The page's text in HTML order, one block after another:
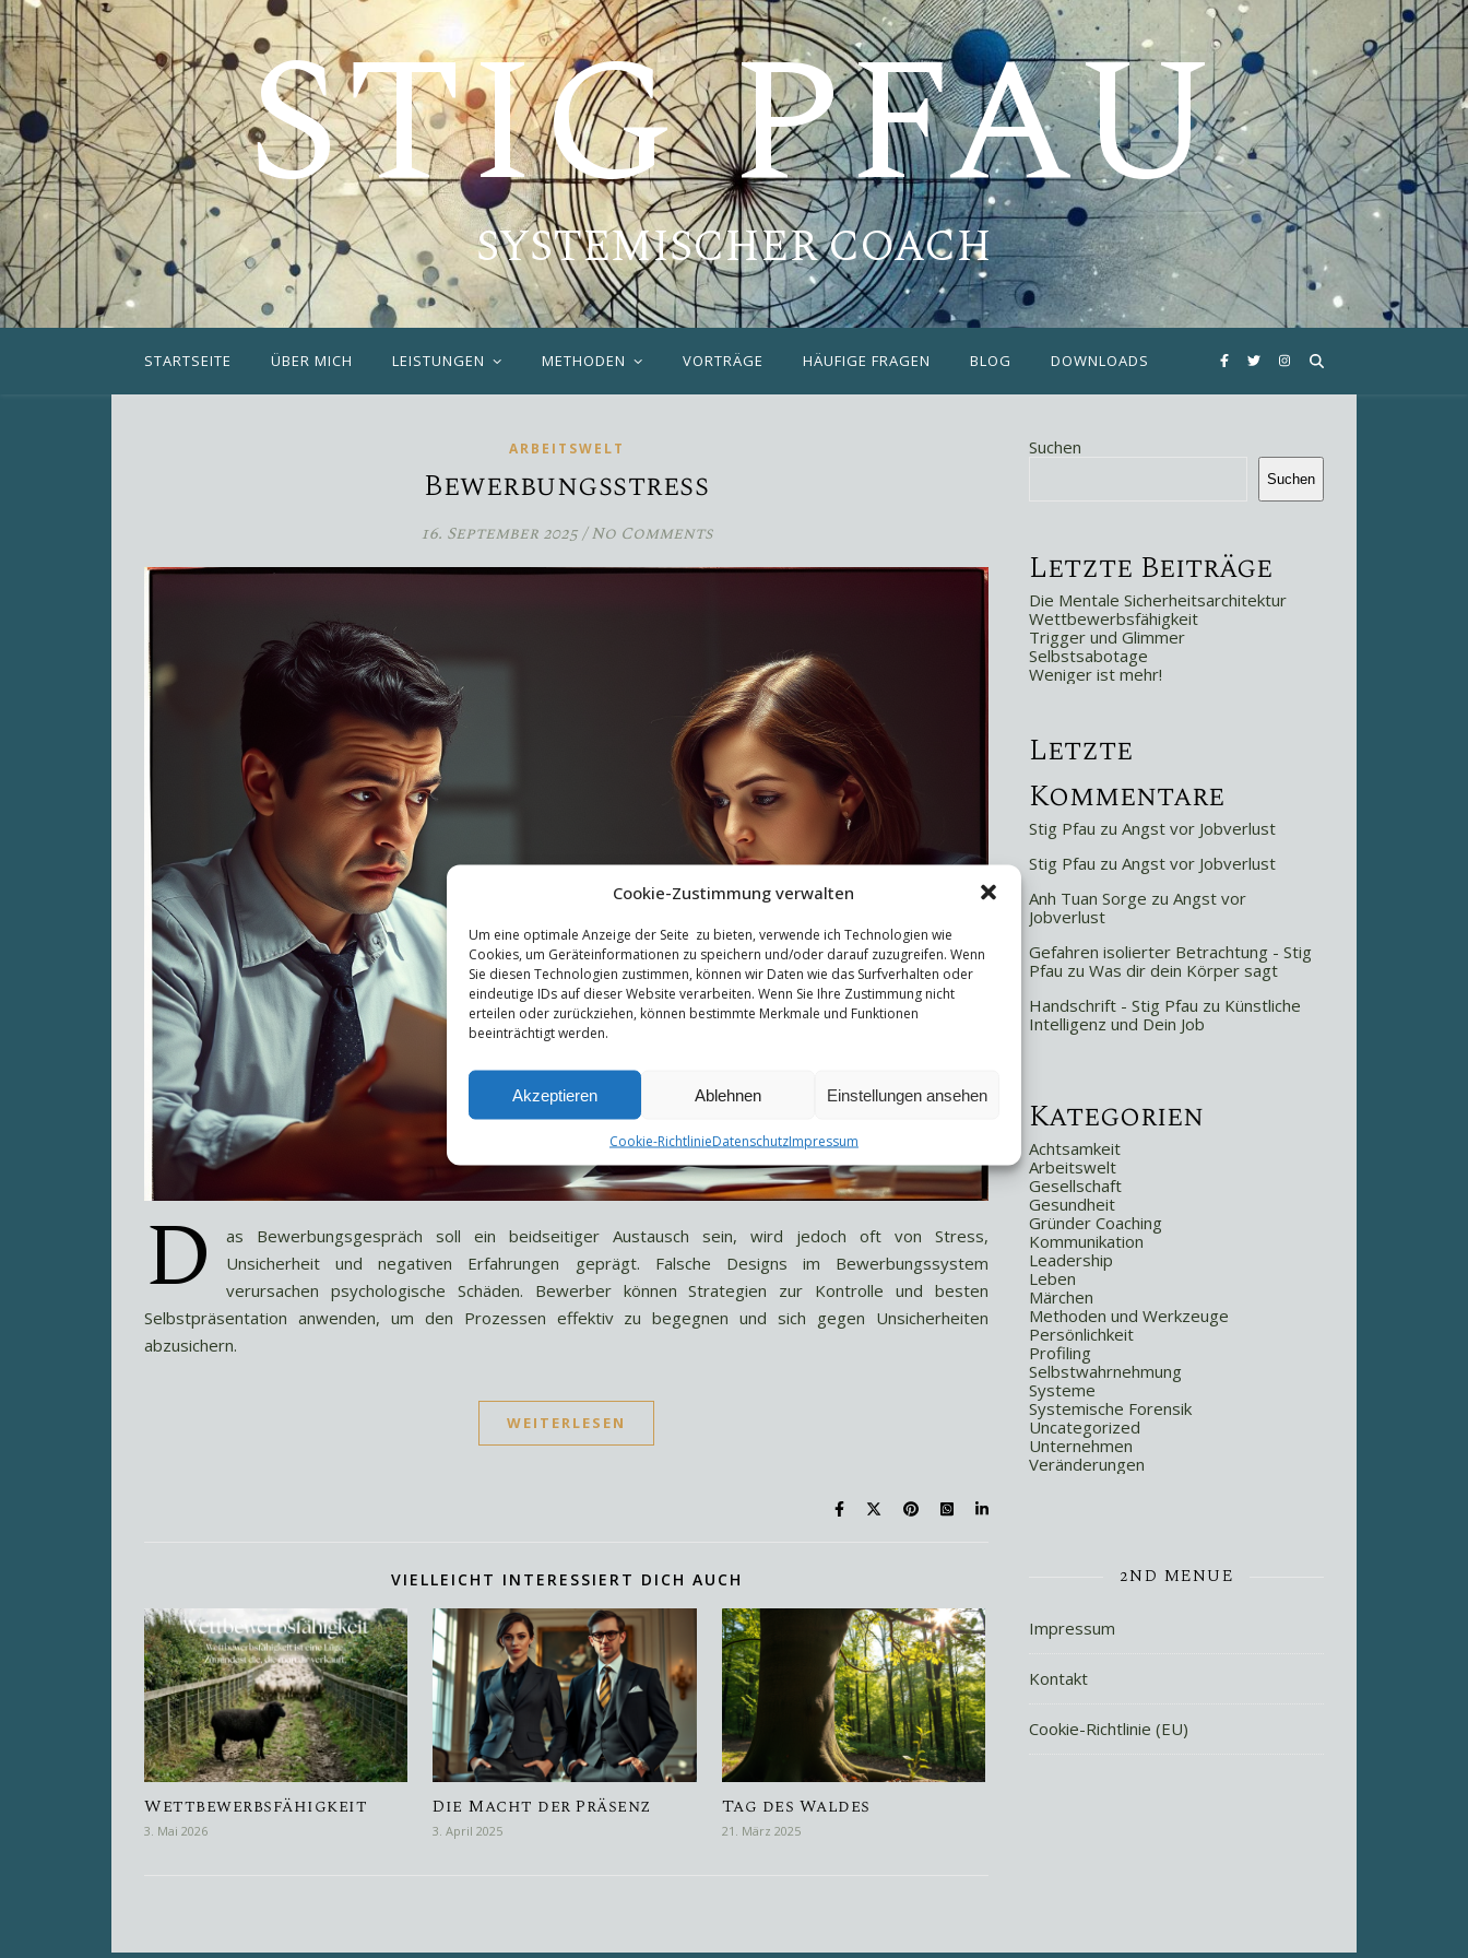
Cookie-Zustimmung verwalten
Um eine optimale Anzeige der Seite zu bieten, verwende ich Technologien wie
Cookies, um Geräteinformationen zu speichern und/oder darauf zuzugreifen. Wenn
Sie diesen Technologien zustimmen, können wir Daten wie das Surfverhalten oder
eindeutige IDs auf dieser Website verarbeiten. Wenn Sie Ihre Zustimmung nicht
erteilen oder zurückziehen, können bestimmte Merkmale und Funktionen
beeinträchtigt werden.
Akzeptieren Ablehnen Einstellungen ansehen
Cookie-RichtlinieDatenschutzImpressum
STIG PFAU
SYSTEMISCHER COACH
STARTSEITE ÜBER MICH LEISTUNGEN METHODEN VORTRÄGE HÄUFIGE FRAGEN BLOG DOWNLOADS
ARBEITSWELT
Bewerbungsstress
16. September 2025/ No Comments
D
as Bewerbungsgespräch soll ein beidseitiger Austausch sein, wird jedoch oft von Stress,
Unsicherheit und negativen Erfahrungen geprägt. Falsche Designs im Bewerbungssystem
verursachen psychologische Schäden. Bewerber können Strategien zur Kontrolle und besten
Selbstpräsentation anwenden, um den Prozessen effektiv zu begegnen und sich gegen Unsicherheiten
abzusichern.
WEITERLESEN
VIELLEICHT INTERESSIERT DICH AUCH
Wettbewerbsfähigkeit
3. Mai 2026
Die Macht der Präsenz
3. April 2025
Tag des Waldes
21. März 2025
Suchen
Suchen
Letzte Beiträge
Die Mentale Sicherheitsarchitektur
Wettbewerbsfähigkeit
Trigger und Glimmer
Selbstsabotage
Weniger ist mehr!
Letzte
Kommentare
Stig Pfau zu Angst vor Jobverlust
Stig Pfau zu Angst vor Jobverlust
Anh Tuan Sorge zu Angst vor
Jobverlust
Gefahren isolierter Betrachtung - Stig
Pfau zu Was dir dein Körper sagt
Handschrift - Stig Pfau zu Künstliche
Intelligenz und Dein Job
Kategorien
Achtsamkeit
Arbeitswelt
Gesellschaft
Gesundheit
Gründer Coaching
Kommunikation
Leadership
Leben
Märchen
Methoden und Werkzeuge
Persönlichkeit
Profiling
Selbstwahrnehmung
Systeme
Systemische Forensik
Uncategorized
Unternehmen
Veränderungen
2ND MENUE
Impressum
Kontakt
Cookie-Richtlinie (EU)